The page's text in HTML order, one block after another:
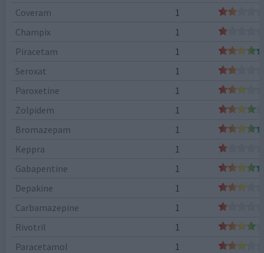
Coveram
1
Champix
1
Piracetam
1
Seroxat
1
Paroxetine
1
Zolpidem
1
Bromazepam
1
Keppra
1
Gabapentine
1
Depakine
1
Carbamazepine
1
Rivotril
1
Paracetamol
1